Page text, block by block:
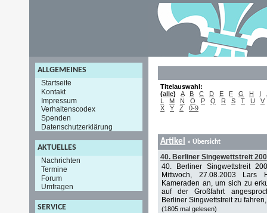
ALLGEMEINES
Startseite
Kontakt
Impressum
Verhaltenscodex
Spenden
Datenschutzerklärung
AKTUELLES
Nachrichten
Termine
Forum
Umfragen
SERVICE
Titelauswahl:
(alle) A B C D E F G H I
L
M N O P Q R S T U
V
X
Y Z 0-9
Artikel » Übersicht
40. Berliner Singewettstreit
40. Berliner Singwettstreit
Mittwoch, 27.08.2003
Kameraden an, um sich zu
auf der Großfahrt
Berliner Singwettstreit zu
(1805 mal gelesen)